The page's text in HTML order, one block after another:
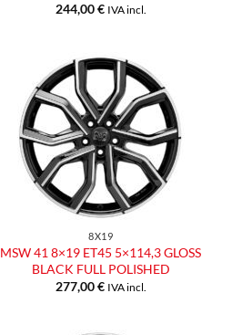
244,00€ IVA incl.
Aggiungi
alla lista
dei
desideri
8X19
MSW 41 8×19 ET45 5×114,3 GLOSS
BLACK FULL POLISHED
277,00€ IVA incl.